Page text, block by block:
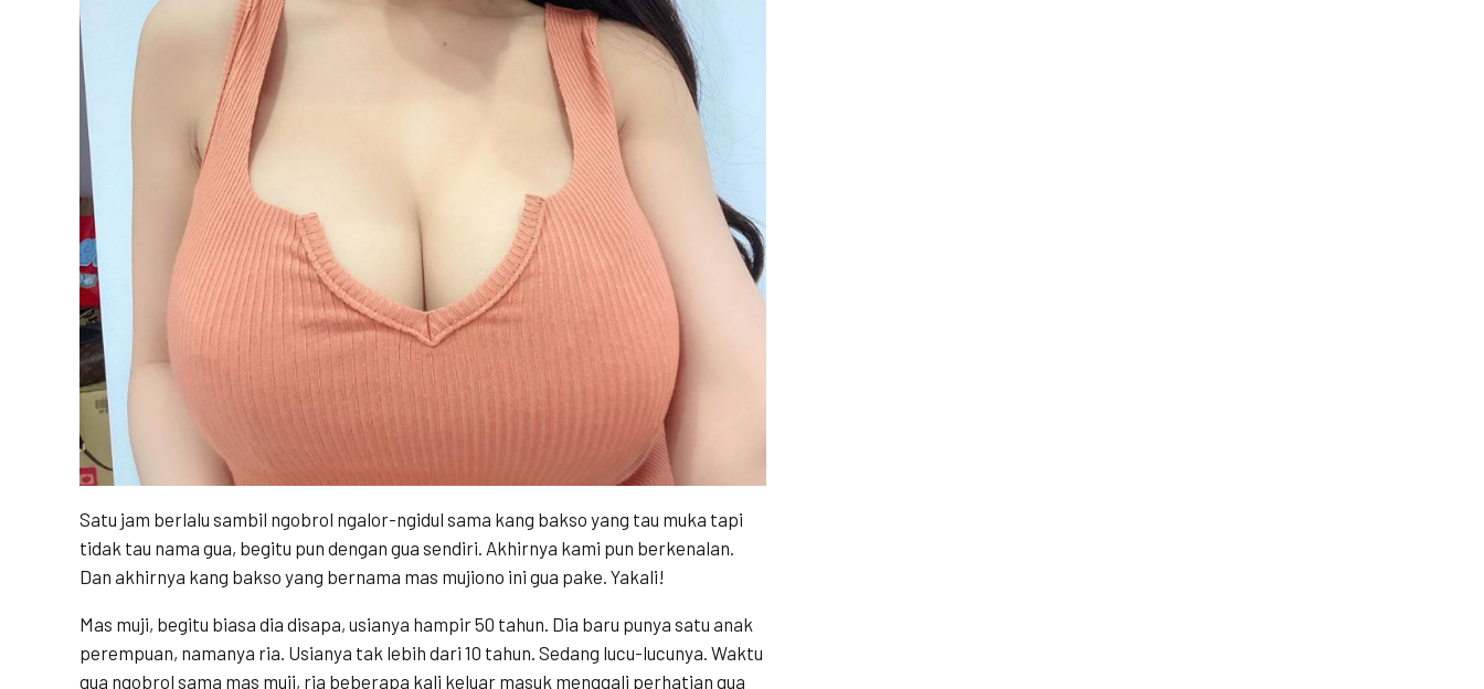
Satu jam berlalu sambil ngobrol ngalor-ngidul sama kang bakso yang tau muka tapi
tidak tau nama gua, begitu pun dengan gua sendiri. Akhirnya kami pun berkenalan.
Dan akhirnya kang bakso yang bernama mas mujiono ini gua pake. Yakali!
Mas muji, begitu biasa dia disapa, usianya hampir 50 tahun. Dia baru punya satu anak
perempuan, namanya ria. Usianya tak lebih dari 10 tahun. Sedang lucu-lucunya. Waktu
gua ngobrol sama mas muji, ria beberapa kali keluar masuk menggali perhatian gua